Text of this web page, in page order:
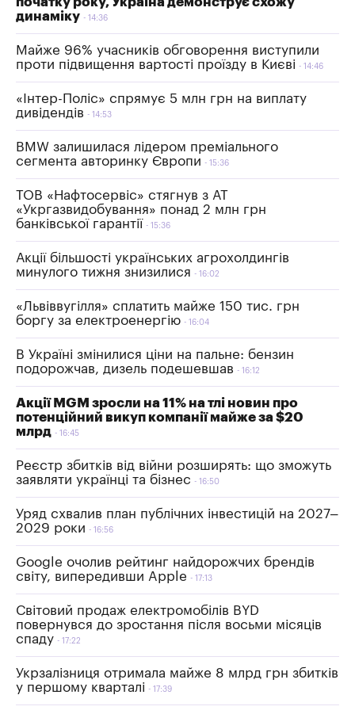
динаміку
14:36
Майже 96% учасників обговорення виступили
проти підвищення вартості проїзду в Києві
14:46
«Інтер-Поліс» спрямує 5 млн грн на виплату
дивідендів
14:53
BMW залишилася лідером преміального
сегмента авторинку Європи
15:36
ТОВ «Нафтосервіс» стягнув з АТ
«Укргазвидобування» понад 2 млн грн
банківської гарантії
15:36
Акції більшості українських агрохолдингів
минулого тижня знизилися
16:02
«Львіввугілля» сплатить майже 150 тис. грн
боргу за електроенергію
16:04
В Україні змінилися ціни на пальне: бензин
подорожчав, дизель подешевшав
16:12
Акції MGM зросли на 11% на тлі новин про
потенційний викуп компанії майже за $20
млрд
16:45
Реєстр збитків від війни розширять: що зможуть
заявляти українці та бізнес
16:50
Уряд схвалив план публічних інвестицій на 2027–
2029 роки
16:56
Google очолив рейтинг найдорожчих брендів
світу, випередивши Apple
17:13
Світовий продаж електромобілів BYD
повернувся до зростання після восьми місяців
спаду
17:22
Укрзалізниця отримала майже 8 млрд грн збитків
у першому кварталі
17:39